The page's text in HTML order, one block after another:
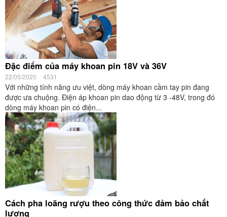
Đặc điểm của máy khoan pin 18V và 36V
22/05/2020 4531
Với những tính năng ưu việt, dòng máy khoan cầm tay pin đang
được ưa chuộng. Điện áp khoan pin dao động từ 3 -48V, trong đó
dòng máy khoan pin có điện...
Cách pha loãng rượu theo công thức đảm bảo chất
lượng